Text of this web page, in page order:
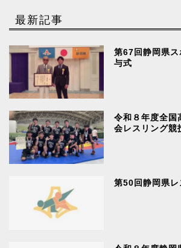
最新記事
第67回静岡県
与式
令和８年度全国
会レスリング競
第50回静岡県